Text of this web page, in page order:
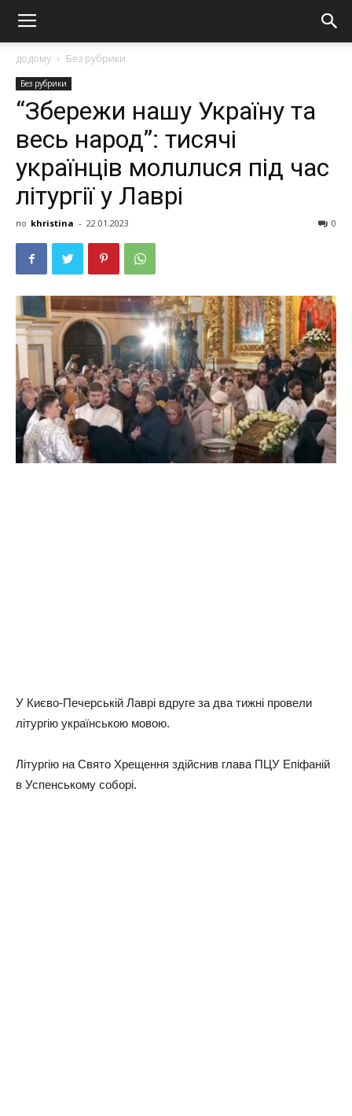
додому Без рубрики
Без рубрики
“Збережи нашу Україну та
весь народ”: тисячі
українців молuлuся під час
літургії у Лаврі
по khristina - 22.01.2023 0
У Києво-Печерській Лаврі вдруге за два тижні провели
літургію українською мовою.
Літургію на Свято Хрещення здійснив глава ПЦУ Епіфаній
в Успенському соборі.